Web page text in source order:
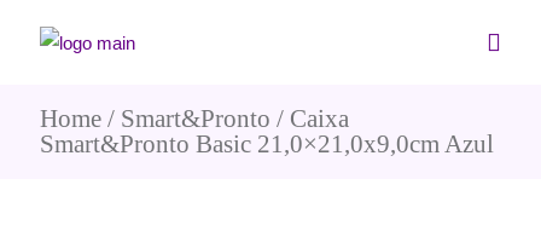
Home Smart&Pronto
Caixa
Smart&Pronto Basic 21,0×21,0x9,0cm Azul